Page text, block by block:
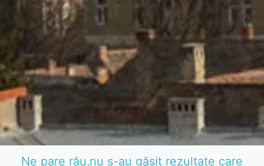
Ne pare rău,nu s-au găsit rezultate care